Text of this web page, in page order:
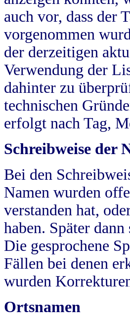
auch vor, dass der
vorgenommen
der derzeitigen
Verwendung der
dahinter zu
technischen
erfolgt nach Tag,
Schreibweise der
Bei den
Namen wurden
verstanden hat,
haben. Später
Die gesprochene
Fällen bei denen
wurden
Ortsnamen